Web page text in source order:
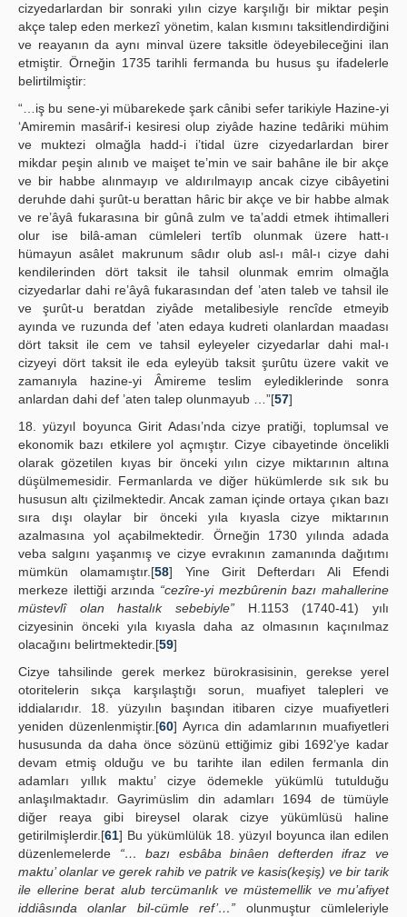
cizyedarlardan bir sonraki yılın cizye karşılığı bir miktar peşin
akçe talep eden merkezî yönetim, kalan kısmını taksitlendirdiğini
ve reayanın da aynı minval üzere taksitle ödeyebileceğini ilan
etmiştir. Örneğin 1735 tarihli fermanda bu husus şu ifadelerle
belirtilmiştir:
“…iş bu sene-yi mübarekede şark cânibi sefer tarikiyle Hazine-yi
‘Amiremin masârif-i kesiresi olup ziyâde hazine tedâriki mühim
ve muktezi olmağla hadd-i i’tidal üzre cizyedarlardan birer
mikdar peşin alınıb ve maişet te’min ve sair bahâne ile bir akçe
ve bir habbe alınmayıp ve aldırılmayıp ancak cizye cibâyetini
deruhde dahi şurût-u berattan hâric bir akçe ve bir habbe almak
ve re’âyâ fukarasına bir gûnâ zulm ve ta’addi etmek ihtimalleri
olur ise bilâ-aman cümleleri tertîb olunmak üzere hatt-ı
hümayun asâlet makrunum sâdır olub asl-ı mâl-ı cizye dahi
kendilerinden dört taksit ile tahsil olunmak emrim olmağla
cizyedarlar dahi re’âyâ fukarasından def ’aten taleb ve tahsil ile
ve şurût-u beratdan ziyâde metalibesiyle rencîde etmeyib
ayında ve ruzunda def ’aten edaya kudreti olanlardan maadası
dört taksit ile cem ve tahsil eyleyeler cizyedarlar dahi mal-ı
cizyeyi dört taksit ile eda eyleyüb taksit şurûtu üzere vakit ve
zamanıyla hazine-yi Âmireme teslim eylediklerinde sonra
anlardan dahi def ’aten talep olunmayub …”[57]
18. yüzyıl boyunca Girit Adası’nda cizye pratiği, toplumsal ve
ekonomik bazı etkilere yol açmıştır. Cizye cibayetinde öncelikli
olarak gözetilen kıyas bir önceki yılın cizye miktarının altına
düşülmemesidir. Fermanlarda ve diğer hükümlerde sık sık bu
hususun altı çizilmektedir. Ancak zaman içinde ortaya çıkan bazı
sıra dışı olaylar bir önceki yıla kıyasla cizye miktarının
azalmasına yol açabilmektedir. Örneğin 1730 yılında adada
veba salgını yaşanmış ve cizye evrakının zamanında dağıtımı
mümkün olamamıştır.[58] Yine Girit Defterdarı Ali Efendi
merkeze ilettiği arzında “cezîre-yi mezbûrenin bazı mahallerine
müstevlî olan hastalık sebebiyle” H.1153 (1740-41) yılı
cizyesinin önceki yıla kıyasla daha az olmasının kaçınılmaz
olacağını belirtmektedir.[59]
Cizye tahsilinde gerek merkez bürokrasisinin, gerekse yerel
otoritelerin sıkça karşılaştığı sorun, muafiyet talepleri ve
iddialarıdır. 18. yüzyılın başından itibaren cizye muafiyetleri
yeniden düzenlenmiştir.[60] Ayrıca din adamlarının muafiyetleri
hususunda da daha önce sözünü ettiğimiz gibi 1692’ye kadar
devam etmiş olduğu ve bu tarihte ilan edilen fermanla din
adamları yıllık maktu’ cizye ödemekle yükümlü tutulduğu
anlaşılmaktadır. Gayrimüslim din adamları 1694 de tümüyle
diğer reaya gibi bireysel olarak cizye yükümlüsü haline
getirilmişlerdir.[61] Bu yükümlülük 18. yüzyıl boyunca ilan edilen
düzenlemelerde “… bazı esbâba binâen defterden ifraz ve
maktu’ olanlar ve gerek rahib ve patrik ve kasis(keşiş) ve bir tarik
ile ellerine berat alub tercümanlık ve müstemellik ve mu’afiyet
iddiâsında olanlar bil-cümle ref’…” olunmuştur cümleleriyle